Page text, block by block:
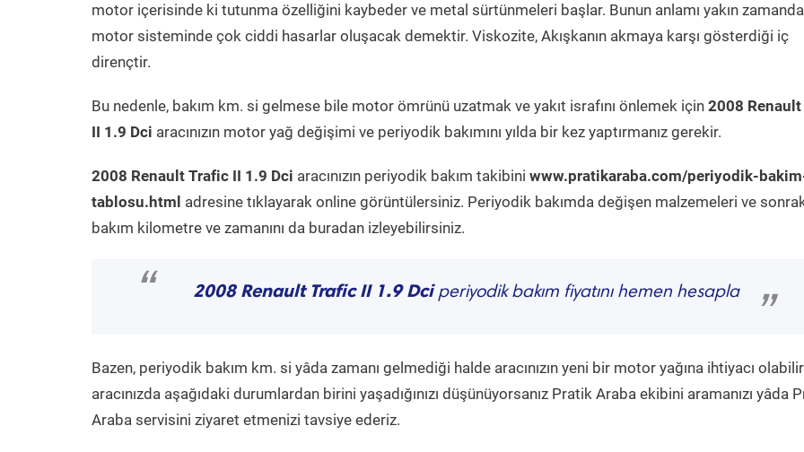
motor içerisinde ki tutunma özelliğini kaybeder ve metal sürtünmeleri başlar. Bunun anlamı yakın zamanda
motor sisteminde çok ciddi hasarlar oluşacak demektir. Viskozite, Akışkanın akmaya karşı gösterdiği iç
dirençtir.
Bu nedenle, bakım km. si gelmese bile motor ömrünü uzatmak ve yakıt israfını önlemek için 2008
II 1.9 Dci aracınızın motor yağ değişimi ve periyodik bakımını yılda bir kez yaptırmanız gerekir.
2008 Renault Trafic II 1.9 Dci aracınızın periyodik bakım takibini www.pratikaraba.com/periyodik-
tablosu.html adresine tıklayarak online görüntülersiniz. Periyodik bakımda değişen malzemeleri ve
bakım kilometre ve zamanını da buradan izleyebilirsiniz.
“ 2008 Renault Trafic II 1.9 Dciperiyodik bakım fiyatını hemen hesapla
”
Bazen, periyodik bakım km. si yâda zamanı gelmediği halde aracınızın yeni bir motor yağına ihtiyacı
aracınızda aşağıdaki durumlardan birini yaşadığınızı düşünüyorsanız Pratik Araba ekibini aramanızı yâda
Araba servisini ziyaret etmenizi tavsiye ederiz.